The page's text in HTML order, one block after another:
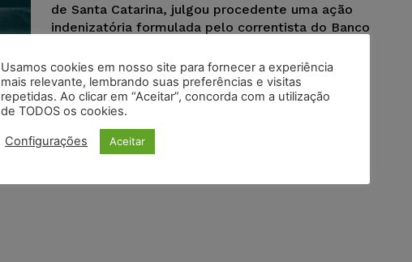
de Santa Catarina, julgou procedente uma ação
indenizatória formulada pelo correntista do Banco
Usamos cookies em nosso site para fornecer a experiência
mais relevante, lembrando suas preferências e visitas
repetidas. Ao clicar em “Aceitar”, concorda com a utilização
de TODOS os cookies.
Configurações Aceitar